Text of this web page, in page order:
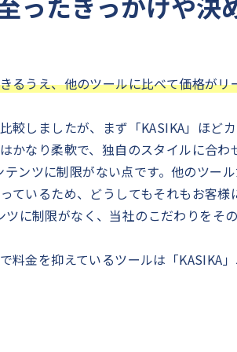
るうえ、他のツールに比べて価格が
較しましたが、まず「KASIKA」ほど
かなり柔軟で、独自のスタイルに合わ
ンツに制限がない点です。他のツー
ているため、どうしてもそれもお客様
ツに制限がなく、当社のこだわりを
金を抑えているツールは「KASIKA」